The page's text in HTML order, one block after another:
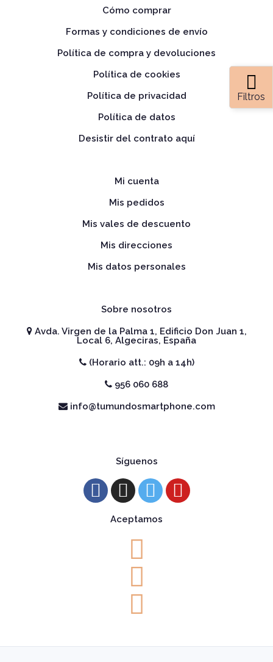
Filtros
Cómo comprar
Formas y condiciones de envío
Política de compra y devoluciones
Política de cookies
Política de privacidad
Política de datos
Desistir del contrato aquí
Mi cuenta
Mis pedidos
Mis vales de descuento
Mis direcciones
Mis datos personales
Sobre nosotros
Avda. Virgen de la Palma 1, Edificio Don Juan 1,
Local 6, Algeciras, España
(Horario att.: 09h a 14h)
956 060 688
info@tumundosmartphone.com
Síguenos
Aceptamos